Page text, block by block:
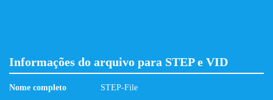
Informações do arquivo para STEP e VID
Nome completo
STEP-File